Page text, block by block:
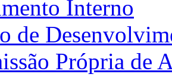
Interno
de
Própria de